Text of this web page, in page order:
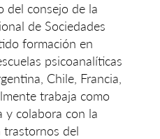
del consejo de la
de Sociedades
formación en
psicoanalíticas
Chile, Francia,
trabaja como
y colabora con la
trastornos del